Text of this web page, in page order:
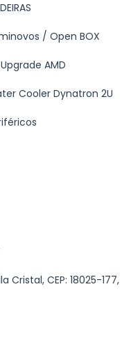
/ Open BOX
AMD
Cooler Dynatron 2U
Cristal, CEP: 18025-177,